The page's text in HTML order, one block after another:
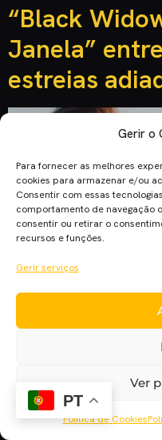
Gerir o
Para fornecer as melhores
cookies para armazenar e/ou
Consentir com essas
comportamento de navegação
consentir ou retirar o
recursos e funções.
Gerir serviços
Ver
Política de Cookies
“Black
Janela”
estreias
Mais um conjunto de
PT